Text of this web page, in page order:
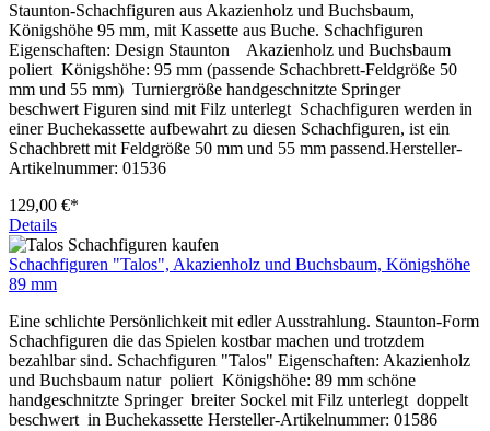
Staunton-Schachfiguren aus Akazienholz und Buchsbaum,
Königshöhe 95 mm, mit Kassette aus Buche. Schachfiguren
Eigenschaften: Design Staunton Akazienholz und Buchsbaum
poliert Königshöhe: 95 mm (passende Schachbrett-Feldgröße 50
mm und 55 mm) Turniergröße handgeschnitzte Springer
beschwert Figuren sind mit Filz unterlegt Schachfiguren werden in
einer Buchekassette aufbewahrt zu diesen Schachfiguren, ist ein
Schachbrett mit Feldgröße 50 mm und 55 mm passend.Hersteller-
Artikelnummer: 01536
129,00 €*
Details
Schachfiguren "Talos", Akazienholz und Buchsbaum, Königshöhe
89 mm
Eine schlichte Persönlichkeit mit edler Ausstrahlung. Staunton-Form
Schachfiguren die das Spielen kostbar machen und trotzdem
bezahlbar sind. Schachfiguren "Talos" Eigenschaften: Akazienholz
und Buchsbaum natur poliert Königshöhe: 89 mm schöne
handgeschnitzte Springer breiter Sockel mit Filz unterlegt doppelt
beschwert in Buchekassette Hersteller-Artikelnummer: 01586